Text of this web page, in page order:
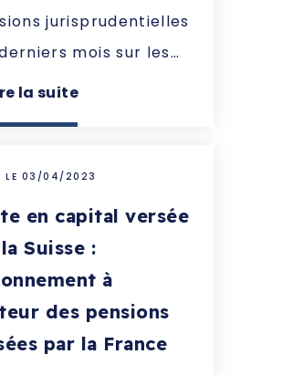
jurisprudentielles
mois sur les…
la suite
LE 03/04/2023
en capital versée
Suisse :
à
des pensions
par la France